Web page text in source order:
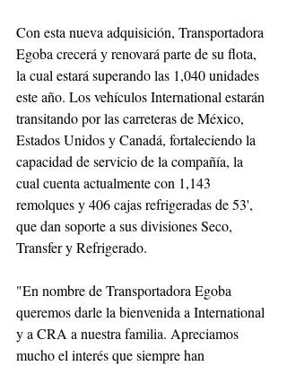
Con esta nueva adquisición, Transportadora
Egoba crecerá y renovará parte de su flota,
la cual estará superando las 1,040 unidades
este año. Los vehículos International estarán
transitando por las carreteras de México,
Estados Unidos y Canadá, fortaleciendo la
capacidad de servicio de la compañía, la
cual cuenta actualmente con 1,143
remolques y 406 cajas refrigeradas de 53',
que dan soporte a sus divisiones Seco,
Transfer y Refrigerado.
"En nombre de Transportadora Egoba
queremos darle la bienvenida a International
y a CRA a nuestra familia. Apreciamos
mucho el interés que siempre han